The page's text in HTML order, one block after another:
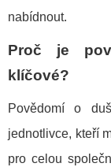
nabídnout.
Proč je
klíčové?
Povědomí o
jednotlivce, kteří
pro celou